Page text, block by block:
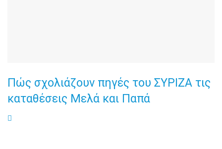
Πώς σχολιάζουν πηγές του ΣΥΡΙΖΑ τις
καταθέσεις Μελά και Παπά